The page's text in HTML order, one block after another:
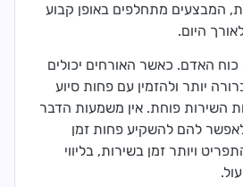
המבצעים מתחלפים באופן קבוע
היום.
כוח האדם. כאשר האורחים יכולים
יותר ולהזמין עם פחות סיוע
השירות פוחת. אין משמעות הדבר
להם להשקיע פחות זמן
ויותר זמן בשירות, בליווי